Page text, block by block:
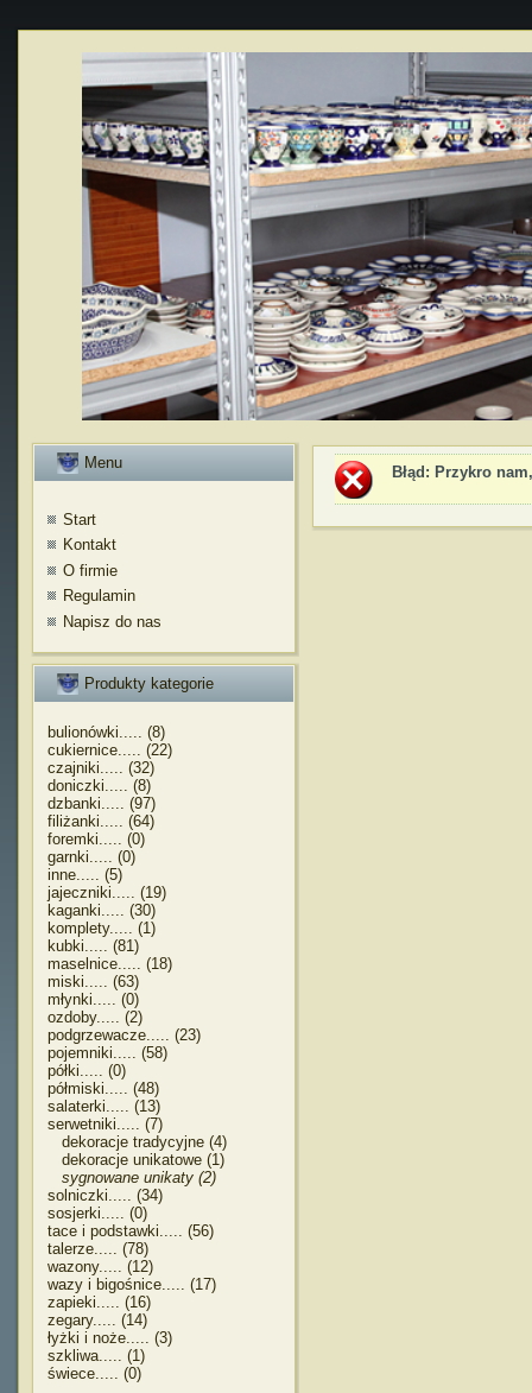
Menu
Start
Kontakt
O firmie
Regulamin
Napisz do nas
Produkty kategorie
bulionówki..... (8)
cukiernice..... (22)
czajniki..... (32)
doniczki..... (8)
dzbanki..... (97)
filiżanki..... (64)
foremki..... (0)
garnki..... (0)
inne..... (5)
jajeczniki..... (19)
kaganki..... (30)
komplety..... (1)
kubki..... (81)
maselnice..... (18)
miski..... (63)
młynki..... (0)
ozdoby..... (2)
podgrzewacze..... (23)
pojemniki..... (58)
półki..... (0)
półmiski..... (48)
salaterki..... (13)
serwetniki..... (7)
dekoracje tradycyjne (4)
dekoracje unikatowe (1)
sygnowane unikaty (2)
solniczki..... (34)
sosjerki..... (0)
tace i podstawki..... (56)
talerze..... (78)
wazony..... (12)
wazy i bigośnice..... (17)
zapieki..... (16)
zegary..... (14)
łyżki i noże..... (3)
szkliwa..... (1)
świece..... (0)
Błąd : Przykro